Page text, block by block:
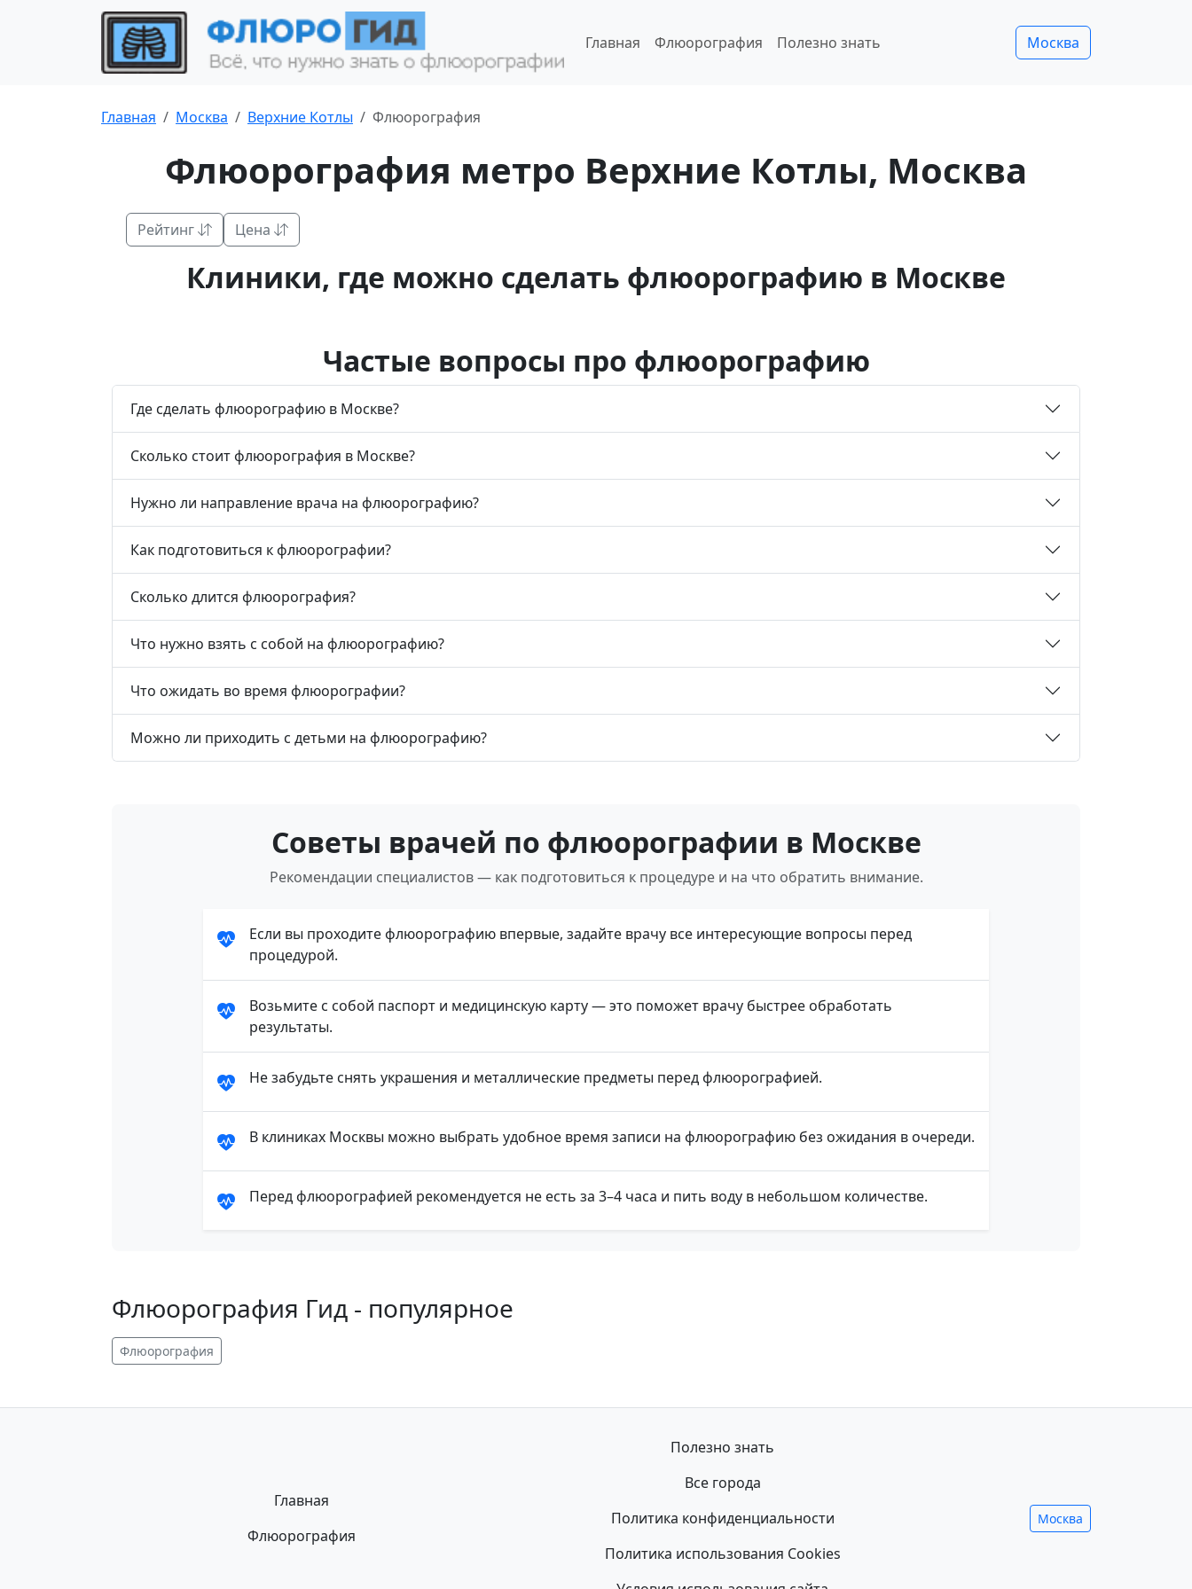
Главная Флюорография Полезно знать Москва
Главная Москва Верхние Котлы Флюорография
Флюорография метро Верхние Котлы, Москва
Рейтинг Цена
Клиники, где можно сделать флюорографию в Москве
Частые вопросы про флюорографию
Где сделать флюорографию в Москве?
Сколько стоит флюорография в Москве?
Нужно ли направление врача на флюорографию?
Как подготовиться к флюорографии?
Сколько длится флюорография?
Что нужно взять с собой на флюорографию?
Что ожидать во время флюорографии?
Можно ли приходить с детьми на флюорографию?
Советы врачей по флюорографии в Москве
Рекомендации специалистов — как подготовиться к процедуре и на что обратить внимание.
Если вы проходите флюорографию впервые, задайте врачу все интересующие вопросы перед
процедурой.
Возьмите с собой паспорт и медицинскую карту — это поможет врачу быстрее обработать
результаты.
Не забудьте снять украшения и металлические предметы перед флюорографией.
В клиниках Москвы можно выбрать удобное время записи на флюорографию без ожидания в очереди.
Перед флюорографией рекомендуется не есть за 3–4 часа и пить воду в небольшом количестве.
Флюорография Гид - популярное
Флюорография
Главная
Флюорография
Полезно знать
Все города
Политика конфиденциальности
Политика использования Cookies
Москва